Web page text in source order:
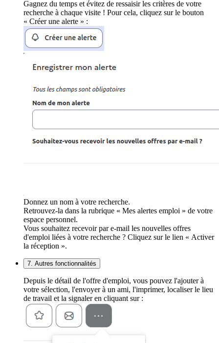
Gagnez du temps et évitez de ressaisir les critères de votre
recherche à chaque visite ! Pour cela, cliquez sur le bouton
« Créer une alerte » :
Donnez un nom à votre recherche.
Retrouvez-la dans la rubrique « Mes alertes emploi » de votre
espace personnel.
Vous souhaitez recevoir par e-mail les nouvelles offres
d'emploi liées à votre recherche ? Cliquez sur le lien « Activer
la réception ».
7. Autres fonctionnalités
Depuis le détail de l'offre d'emploi, vous pouvez l'ajouter à
votre sélection, l'envoyer à un ami, l'imprimer, localiser le lieu
de travail et la signaler en cliquant sur :